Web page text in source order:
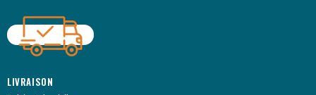
LIVRAISON